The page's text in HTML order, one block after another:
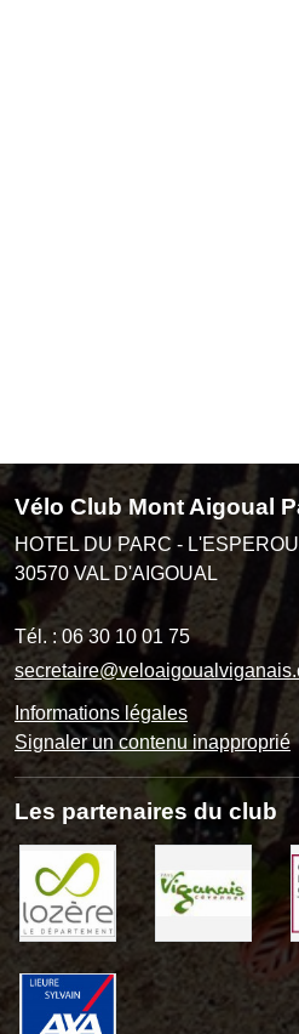
Vélo Club Mont Aigoual
HOTEL DU PARC - L'ESPEROU
30570 VAL D'AIGOUAL
Tél. : 06 30 10 01 75
Informations légales
Signaler un contenu inapproprié
Les partenaires du club